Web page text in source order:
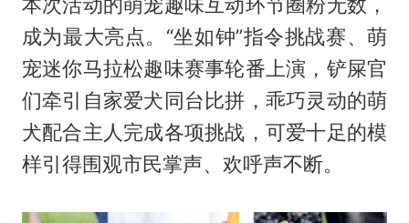
成为最大亮点。“坐如钟”指令挑战赛、萌
宠迷你马拉松趣味赛事轮番上演，铲屎官
们牵引自家爱犬同台比拼，乖巧灵动的萌
犬配合主人完成各项挑战，可爱十足的模
样引得围观市民掌声、欢呼声不断。